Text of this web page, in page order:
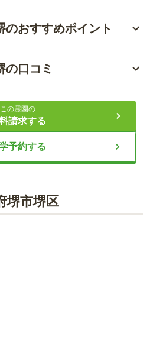
のおすすめポイント
墓「樹木デザイン墓石」
部
自宅のバス停や各主要沿線「北野
駅」「富田林駅」「泉が丘駅」
新金岡駅」「松原駅」の9つの駅
り送迎バスが運行されています。
の口コミ
ナビ通りに行くと高速道路を通
道でも1時間はかかりませんでし
。
この霊園の
請求する
予約する
堺市堺区